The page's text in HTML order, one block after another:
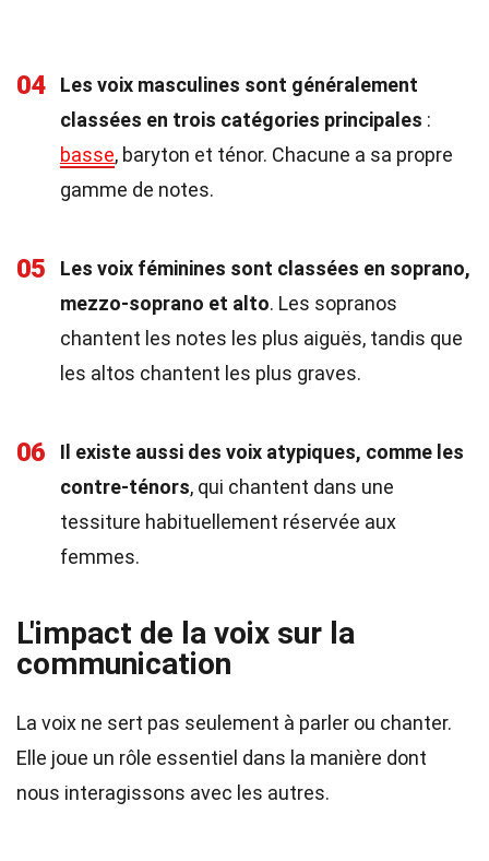
04
Les voix masculines sont généralement
classées en trois catégories principales :
basse, baryton et ténor. Chacune a sa propre
gamme de notes.
05
Les voix féminines sont classées en soprano,
mezzo-soprano et alto. Les sopranos
chantent les notes les plus aiguës, tandis que
les altos chantent les plus graves.
06
Il existe aussi des voix atypiques, comme les
contre-ténors, qui chantent dans une
tessiture habituellement réservée aux
femmes.
L'impact de la voix sur la
communication
La voix ne sert pas seulement à parler ou chanter.
Elle joue un rôle essentiel dans la manière dont
nous interagissons avec les autres.